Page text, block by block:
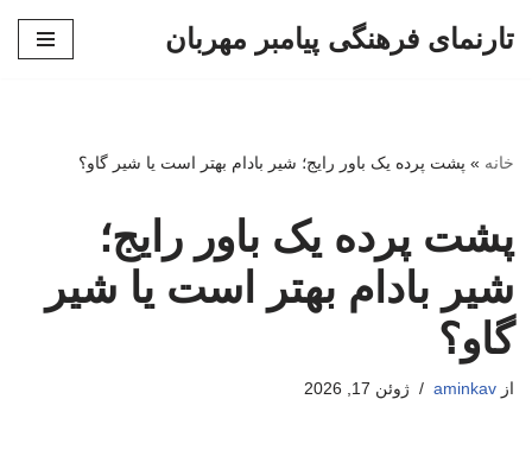
تارنمای فرهنگی پیامبر مهربان
خانه » پشت پرده یک باور رایج؛ شیر بادام بهتر است یا شیر گاو؟
پشت پرده یک باور رایج؛
شیر بادام بهتر است یا شیر
گاو؟
از aminkav ژوئن 17, 2026